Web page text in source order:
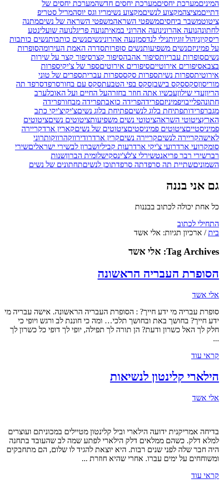
המיניםמערכת יחסיםמערכת יחסים חדשהמערכת יחסים של
דתייםמציצהמקצוע לנשיםמקצוע נשימריו וגס יוסהמריל סטריפ
ציטוטמשבר ביחסיםמשפטי השראהמשפטי השראה של נשיםמתנה
לחתונהנועה אהרונינועה אהרוני במאיתנועה פריגלנועה שועלינטע
ריסקיןניהול זוגיותנילי לנדסמןנעה אהרונינשיםנשים כותבותנשים כותבות
על פמיניזםנשים משפיעותנשים סופרותסדרה האמת העירומהסופרות
נשיםסופרות עבריותסיפור אהבהסיפור קצרסיפור קצר על שירות
בצבאסיפורים אירוטייםסיפורים אירוטיםספר של צ'יקיספרות
אירוטיתספרות נשיתספרות סקסספרות עבריתספרים של טוני
מוריסוןסקססקס בישבןסקס בפי הטבעתסקס עם בחורסרפדסרפד תה
הריוןעדי שילוןעכשיו אתה חוזר בחזרהעל החיים ועל האוכלערב
חתונהפלייבויפמיניזםפרידהפרידה כואבתפרידה מבחורפרידה
מגברפרידותפתיחת בלוג לנשיםפתיחת בלוג נשיםצ'יקיצ'יקי כתב
הארץציטוטי השראהציטוטי נשים משפיעותציטוטים נשיםציטוטים
פמיניסטייםציטוטים פמיניסטיםציטוטים של נשיםקארין ארדקריירה
לאישהקריירה לנשיםקריירה נשיםקרין ארדרודירווקהרווקותרוני
סומקרועי ארדרועי צ'יקי ארדרעות קביליושברון לבשירי ישראליםשירי
רברשירי רבר פריאנטשירלי צ'לצ'ינסקישלומית הברוןשנות
השמוניםשתיית תה סרפדתה סרפדתוכן לנשיםתחתונים של נשים
גם אני בננה
כל אחת יכולה לכתוב בבננות
התחילי לכתוב
בית/ ארכיון תגיות: אלי אשד
Tag Archives: אלי אשד
הסופרת העבריה הראשונה
אלי אשד
סופרת עבריה מי ידע חייך? : הסופרת העבריה הראשונה. אישה עבריה מי
ידע חייך? בחושך באת ובחושך תלכי… ומה כי חוננת לב ורגש ויופי כי
חלק לך האל כשרון ודעת? הן תורה לך תפילה, יופי לך דופי כל כשרון לך
...
קראי עוד
הילארי קלינטון לנשיאות
אלי אשד
בדיחה אמריקנית ידועה הילארי וביל קלינטון מטיילים במכוניתם ועוצרים
למלא דלק. כשהם ממלאים דלק הילארי לפתע שמה לב שהעובד בתחנה
היה חבר שלה לפני שנים רבות. היא יוצאת להגיד לו שלום, הם מתחבקים
ומשוחחים על ימים עברו. אחרי שהיא חוזרת ...
קראי עוד